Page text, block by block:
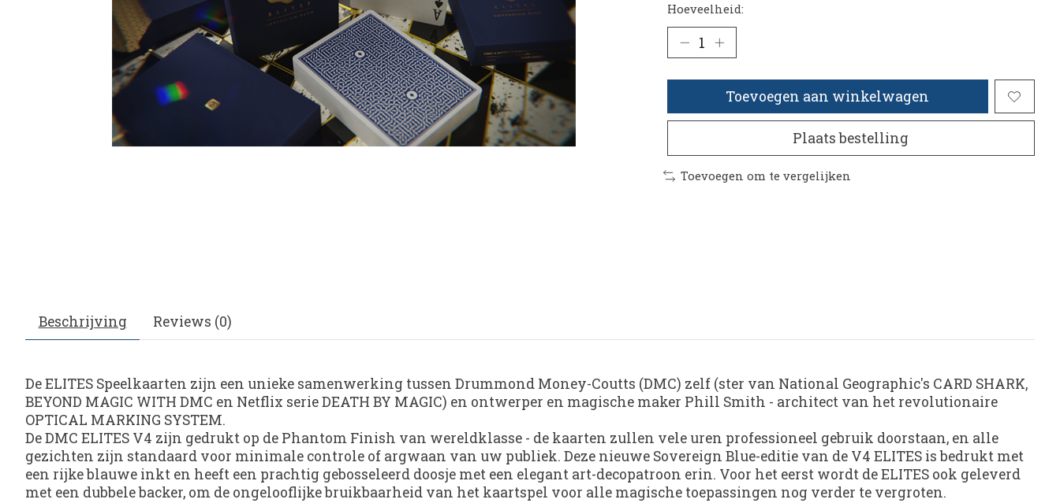
Hoeveelheid:
Toevoegen aan winkelwagen
Plaats bestelling
Toevoegen om te vergelijken
Beschrijving Reviews (0)
De ELITES Speelkaarten zijn een unieke samenwerking tussen Drummond Money-Coutts (DMC) zelf (ster van National Geographic's CARD SHARK,
BEYOND MAGIC WITH DMC en Netflix serie DEATH BY MAGIC) en ontwerper en magische maker Phill Smith - architect van het revolutionaire
OPTICAL MARKING SYSTEM.
De DMC ELITES V4 zijn gedrukt op de Phantom Finish van wereldklasse - de kaarten zullen vele uren professioneel gebruik doorstaan, en alle
gezichten zijn standaard voor minimale controle of argwaan van uw publiek. Deze nieuwe Sovereign Blue-editie van de V4 ELITES is bedrukt met
een rijke blauwe inkt en heeft een prachtig gebosseleerd doosje met een elegant art-decopatroon erin. Voor het eerst wordt de ELITES ook geleverd
met een dubbele backer, om de ongelooflijke bruikbaarheid van het kaartspel voor alle magische toepassingen nog verder te vergroten.